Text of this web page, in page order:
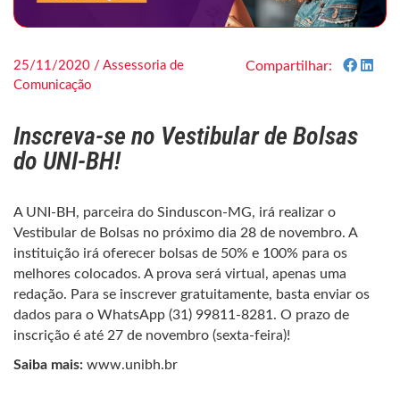
25/11/2020 / Assessoria de
Comunicação
Compartilhar:
Inscreva-se no Vestibular de Bolsas
do UNI-BH!
A UNI-BH, parceira do Sinduscon-MG, irá realizar o
Vestibular de Bolsas no próximo dia 28 de novembro. A
instituição irá oferecer bolsas de 50% e 100% para os
melhores colocados. A prova será virtual, apenas uma
redação. Para se inscrever gratuitamente, basta enviar os
dados para o WhatsApp (31) 99811-8281. O prazo de
inscrição é até 27 de novembro (sexta-feira)!
Saiba mais: www.unibh.br